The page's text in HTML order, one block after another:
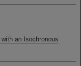
an Isochronous